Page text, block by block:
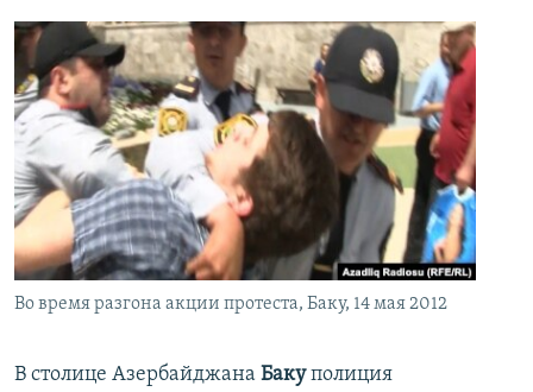
ARAŞDIRMA
MULTIMEDIA
VIDEO
FOTOQALEREYA
İNFOQRAFIKA
KARIKATURA
RADIO ARXIV
OXU ZALI
AZƏRBAYCAN ƏDƏBIYYATI KITABXANASI
İSLAM VƏ DEMOKRATIYA
HAQQIMIZDA
MISSIYAMIZ
PEŞƏ ETIKASI VƏ JURNALISTIKA STANDARTLARIMIZ
BIZIMLƏ ƏLAQƏ
BIZI IZLƏ
Во время разгона акции протеста, Баку, 14 мая 2012
В столице Азербайджана Бакуполиция